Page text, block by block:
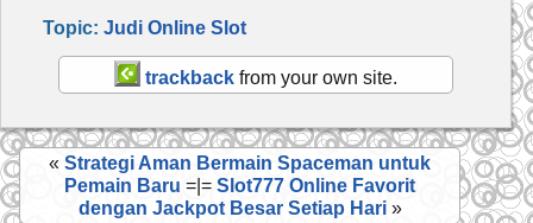
Topic: Judi Online Slot
trackback from your own site.
«Strategi Aman Bermain Spaceman untuk
Pemain Baru =|=Slot777 Online Favorit
dengan Jackpot Besar Setiap Hari»